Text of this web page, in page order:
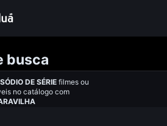
busca
DE SÉRIE filmes ou
no catálogo com